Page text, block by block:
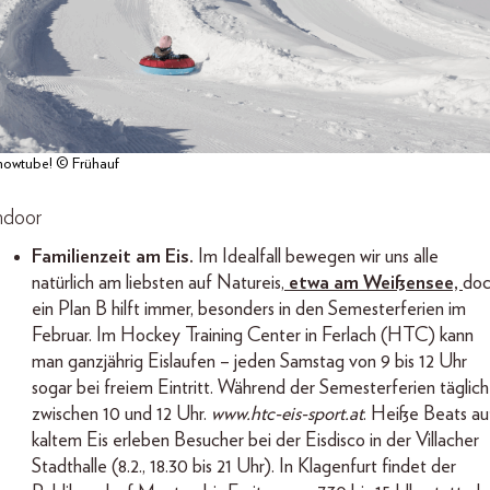
© Frühauf
Familienzeit am Eis. Im Idealfall bewegen wir uns alle
natürlich am liebsten auf Natureis, etwa am Weißensee,
ein Plan B hilft immer, besonders in den Semesterferien im
Februar. Im Hockey Training Center in Ferlach (HTC) kann
man ganzjährig Eislaufen – jeden Samstag von 9 bis 12 Uhr
sogar bei freiem Eintritt. Während der Semesterferien täglich
zwischen 10 und 12 Uhr. www.htc-eis-sport.at. Heiße Beats
kaltem Eis erleben Besucher bei der Eisdisco in der Villacher
Stadthalle (8.2., 18.30 bis 21 Uhr). In Klagenfurt findet der